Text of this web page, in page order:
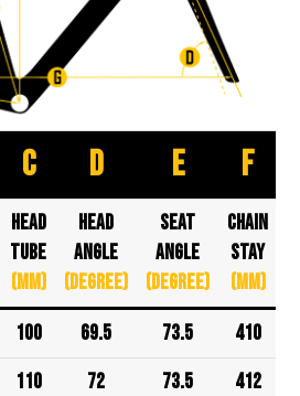
C D E F
HEAD
TUBE
(mm)
HEAD
ANGLE
(degree)
SEAT
ANGLE
(degree)
CHAIN
STAY
(mm)
100 69.5 73.5 410
110 72 73.5 412